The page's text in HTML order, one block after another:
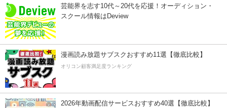
芸能界を志す10代～20代を応援！オーディション・
スクール情報はDeview
漫画読み放題サブスクおすすめ11選【徹底比較】
オリコン顧客満足度ランキング
2026年動画配信サービスおすすめ40選【徹底比較】